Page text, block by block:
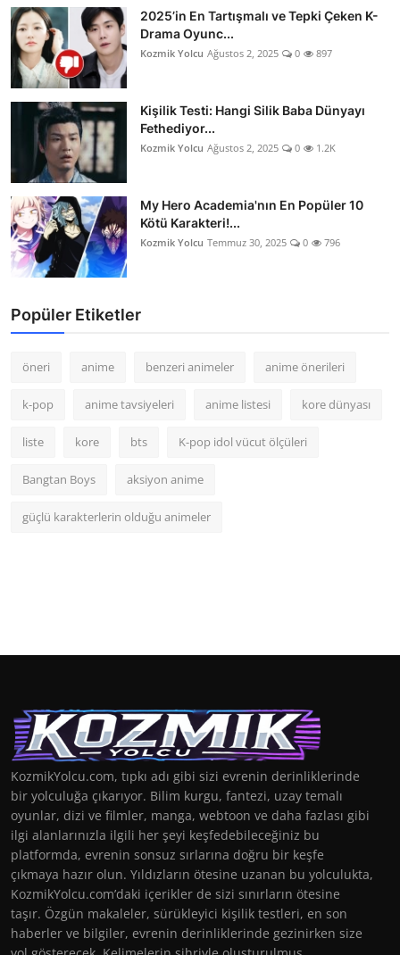
2025’in En Tartışmalı ve Tepki Çeken K-
Drama Oyunc...
Kozmik Yolcu Ağustos 2, 2025 0 897
Kişilik Testi: Hangi Silik Baba Dünyayı
Fethediyor...
Kozmik Yolcu Ağustos 2, 2025 0 1.2K
My Hero Academia'nın En Popüler 10
Kötü Karakteri!...
Kozmik Yolcu Temmuz 30, 2025 0 796
Popüler Etiketler
öneri anime benzeri animeler anime önerileri
k-pop anime tavsiyeleri anime listesi kore dünyası
liste kore bts K-pop idol vücut ölçüleri
Bangtan Boys aksiyon anime
güçlü karakterlerin olduğu animeler
KozmikYolcu.com, tıpkı adı gibi sizi evrenin derinliklerinde
bir yolculuğa çıkarıyor. Bilim kurgu, fantezi, uzay temalı
oyunlar, dizi ve filmler, manga, webtoon ve daha fazlası gibi
ilgi alanlarınızla ilgili her şeyi keşfedebileceğiniz bu
platformda, evrenin sonsuz sırlarına doğru bir keşfe
çıkmaya hazır olun. Yıldızların ötesine uzanan bu yolculukta,
KozmikYolcu.com’daki içerikler de sizi sınırların ötesine
taşır. Özgün makaleler, sürükleyici kişilik testleri, en son
haberler ve bilgiler, evrenin derinliklerinde gezinirken size